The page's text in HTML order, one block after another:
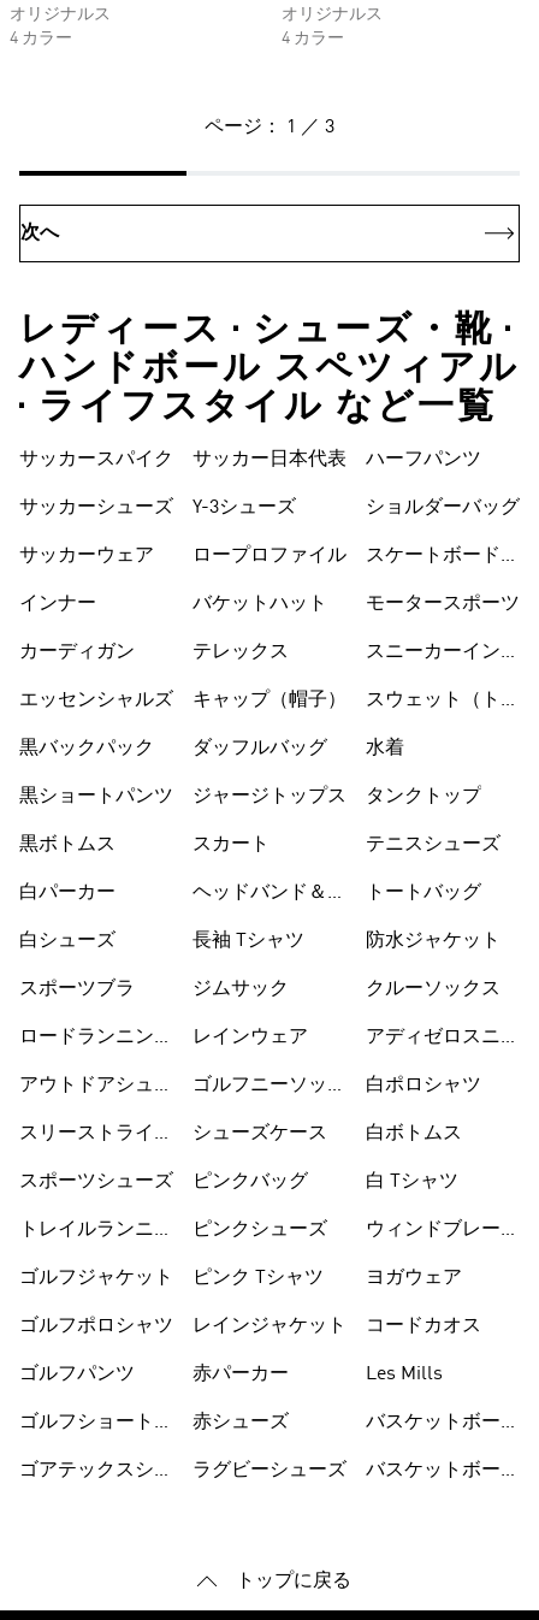
オリジナルス
4 カラー
オリジナルス
4 カラー
ページ： 1 ／ 3
次へ
レディース • シューズ・靴 •
ハンドボール スペツィアル
• ライフスタイル など一覧
サッカースパイク
サッカーシューズ
サッカーウェア
インナー
カーディガン
エッセンシャルズ
黒バックパック
黒ショートパンツ
黒ボトムス
白パーカー
白シューズ
スポーツブラ
ロードランニング
アウトドアシュー
スリーストライプ
スポーツシューズ
トレイルランニン
ゴルフジャケット
ゴルフポロシャツ
ゴルフパンツ
ゴルフショートパ
ゴアテックスシュ
サッカー日本代表
Y-3シューズ
ロープロファイル
バケットハット
テレックス
キャップ（帽子）
ダッフルバッグ
ジャージトップス
スカート
ヘッドバンド＆バ
長袖 Tシャツ
ジムサック
レインウェア
ゴルフニーソック
シューズケース
ピンクバッグ
ピンクシューズ
ピンク Tシャツ
レインジャケット
赤パーカー
赤シューズ
ラグビーシューズ
ハーフパンツ
ショルダーバッグ
スケートボードシ
モータースポーツ
スニーカーインソ
スウェット（トレ
水着
タンクトップ
テニスシューズ
トートバッグ
防水ジャケット
クルーソックス
アディゼロスニー
白ポロシャツ
白ボトムス
白 Tシャツ
ウィンドブレーカ
ヨガウェア
コードカオス
Les Mills
バスケットボール
バスケットボール
トップに戻る